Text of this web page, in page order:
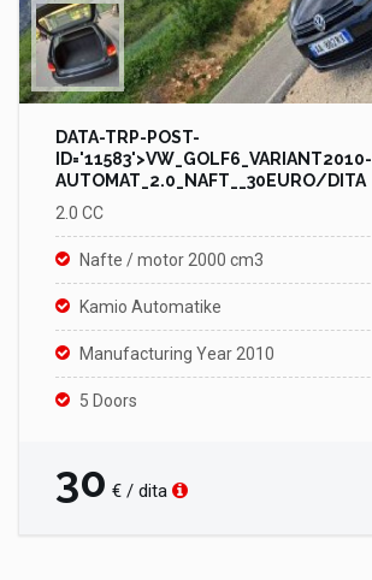
DATA-TRP-POST-
ID='11583'>VW_GOLF6_VARIANT2010-
AUTOMAT_2.0_NAFT__30EURO/DITA
2.0 CC
Nafte / motor 2000 cm3
Kamio Automatike
Manufacturing Year 2010
5 Doors
30 € / dita